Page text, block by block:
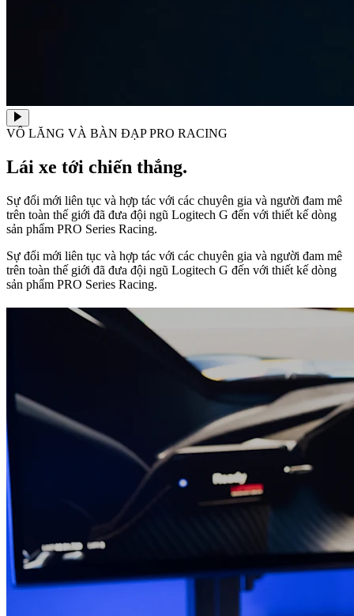
VÔ LĂNG VÀ BÀN ĐẠP PRO RACING
Lái xe tới chiến thắng.
Sự đổi mới liên tục và hợp tác với các chuyên gia và người đam mê
trên toàn thế giới đã đưa đội ngũ Logitech G đến với thiết kế dòng
sản phẩm PRO Series Racing.
Sự đổi mới liên tục và hợp tác với các chuyên gia và người đam mê
trên toàn thế giới đã đưa đội ngũ Logitech G đến với thiết kế dòng
sản phẩm PRO Series Racing.